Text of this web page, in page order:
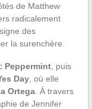
de Matthew
radicalement
des
la surenchère.
Peppermint, puis
Day, où elle
Ortega. À travers
de Jennifer